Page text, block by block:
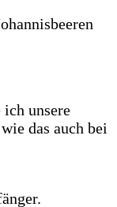
ich unsere
das auch bei